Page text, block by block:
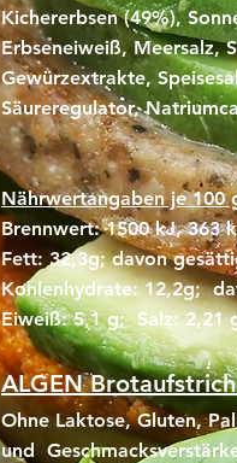
Kichererbsen (49%),
Erbseneiweiß, Meersalz,
Gewürzextrakte,
Säureregulator,
Nährwertangaben je 100
Brennwert: 1500 kJ, 363
Fett: 32,3g; davon
Kohlenhydrate: 12,2g;
Eiweiß: 5,1 g; Salz: 2,21
ALGEN
Ohne Laktose, Gluten,
und